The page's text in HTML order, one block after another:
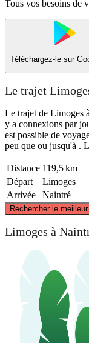
Tous vos besoins de
Téléchargez-le sur
Le trajet
Le trajet de Limoges
y a connexions par
est possible de
peu que ou jusqu'à .
Distance 119,5 km
Départ
Limoges
Arrivée
Naintré
Rechercher le
Limoges à